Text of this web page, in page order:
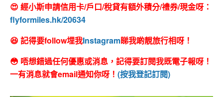
😍 經小斯申請信用卡/戶口/稅貸有額外積分/禮券/現金呀：
flyformiles.hk/20634
😆 記得要follow埋我Instagram睇我啲靚旅行相呀！
😳 唔想錯過任何優惠或消息，記得要訂閱我既電子報呀！
一有消息就會email通知你呀！ (按我登記訂閱)